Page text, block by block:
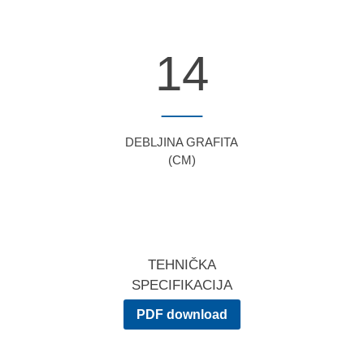
14
DEBLJINA GRAFITA
(CM)
TEHNIČKA
SPECIFIKACIJA
PDF download